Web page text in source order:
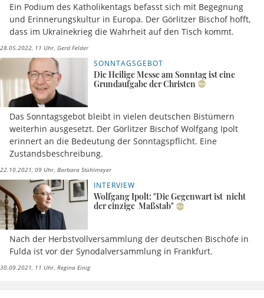
Ein Podium des Katholikentags befasst sich mit Begegnung
und Erinnerungskultur in Europa. Der Görlitzer Bischof hofft,
dass im Ukrainekrieg die Wahrheit auf den Tisch kommt.
28.05.2022, 11 Uhr Gerd Felder
SONNTAGSGEBOT
Die Heilige Messe am Sonntag ist eine
Grundaufgabe der Christen
Das Sonntagsgebot bleibt in vielen deutschen Bistümern
weiterhin ausgesetzt. Der Görlitzer Bischof Wolfgang Ipolt
erinnert an die Bedeutung der Sonntagspflicht. Eine
Zustandsbeschreibung.
22.10.2021, 09 Uhr Barbara Stühlmeyer
INTERVIEW
Wolfgang Ipolt: "Die Gegenwart ist nicht
der einzige Maßstab"
Nach der Herbstvollversammlung der deutschen Bischöfe in
Fulda ist vor der Synodalversammlung in Frankfurt.
30.09.2021, 11 Uhr Regina Einig